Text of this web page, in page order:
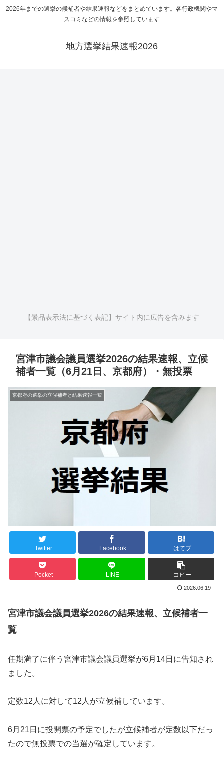
2026年までの選挙の候補者や結果速報などをまとめています。各行政機関やマ
スコミなどの情報を参照しています
地方選挙結果速報2026
【景品表示法に基づく表記】サイト内に広告を含みます
宮津市議会議員選挙2026の結果速報、立候
補者一覧（6月21日、京都府）・無投票
京都府の選挙の立候補者と結果速報一覧
Twitter Facebook はてブ
Pocket LINE コピー
2026.06.19
宮津市議会議員選挙2026の結果速報、立候補者一
覧
任期満了に伴う宮津市議会議員選挙が6月14日に告知され
ました。
定数12人に対して12人が立候補しています。
6月21日に投開票の予定でしたが立候補者が定数以下だっ
たので無投票での当選が確定しています。